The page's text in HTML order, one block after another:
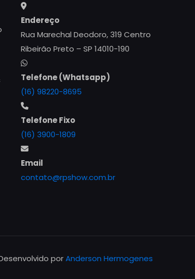
Endereço
Rua Marechal Deodoro, 319 Centro
Ribeirão Preto – SP 14010-190
Telefone (Whatsapp)
(16) 98220-8695
Telefone Fixo
(16) 3900-1809
Email
contato@rpshow.com.br
porAnderson Hermogenes